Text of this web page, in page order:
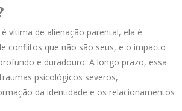
vítima de alienação parental, ela é
conflitos que não são seus, e o impacto
e duradouro. A longo prazo, essa
psicológicos severos,
da identidade e os relacionamentos